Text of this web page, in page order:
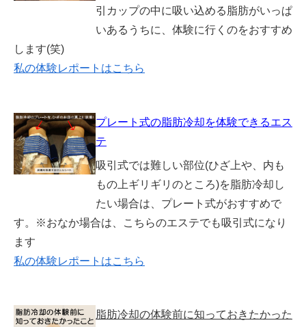
引カップの中に吸い込める脂肪がいっぱ
いあるうちに、体験に行くのをおすすめ
します(笑)
私の体験レポートはこちら
プレート式の脂肪冷却を体験できるエス
テ
吸引式では難しい部位(ひざ上や、内も
もの上ギリギリのところ)を脂肪冷却し
たい場合は、プレート式がおすすめで
す。※おなか場合は、こちらのエステでも吸引式になり
ます
私の体験レポートはこちら
脂肪冷却の体験前に知っておきたかった